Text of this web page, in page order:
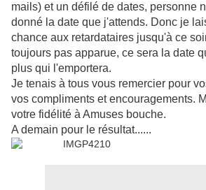
mails) et un défilé de dates, personne
donné la date que j'attends. Donc je
chance aux retardataires jusqu'à ce
toujours pas apparue, ce sera la date
plus qui l'emportera.
Je tenais à tous vous remercier pour
vos compliments et encouragements.
votre fidélité à Amuses bouche.
A demain pour le résultat......